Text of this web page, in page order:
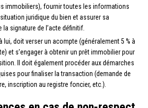
immobiliers), fournir toutes les informations
juridique du bien et assurer sa
signature de l’acte définitif.
lui, doit verser un acompte (généralement 5 % à
et s’engager à obtenir un prêt immobilier pour
Il doit également procéder aux démarches
pour finaliser la transaction (demande de
inscription au registre foncier, etc.).